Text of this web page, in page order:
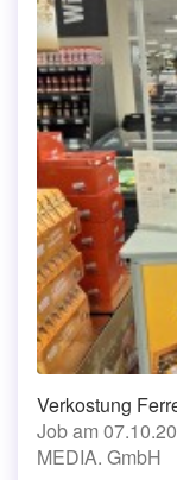
Verkostung
Job am
MEDIA. GmbH